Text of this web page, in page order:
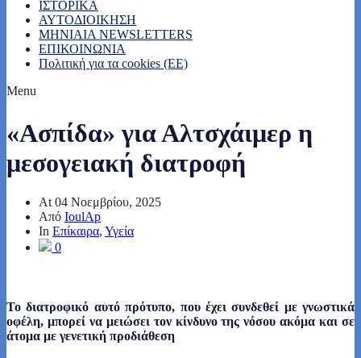
ΙΣΤΟΡΙΚΑ
ΑΥΤΟΔΙΟΙΚΗΣΗ
MHNIAIA NEWSLETTERS
ΕΠΙΚΟΙΝΩΝΙΑ
Πολιτική για τα cookies (ΕΕ)
Menu
«Ασπίδα» για Αλτσχάιμερ η
μεσογειακή διατροφή
At 04 Νοεμβρίου, 2025
Από IoulAp
In Επίκαιρα, Υγεία
0
Το διατροφικό αυτό πρότυπο, που έχει συνδεθεί με γνωστικά
οφέλη, μπορεί να μειώσει τον κίνδυνο της νόσου ακόμα και σε
άτομα με γενετική προδιάθεση